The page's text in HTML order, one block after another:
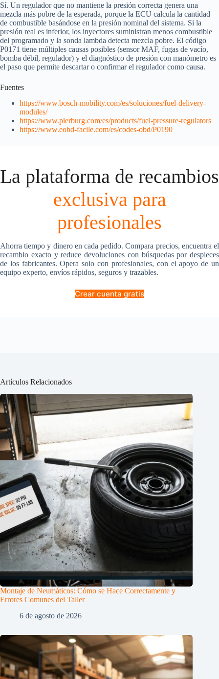
Sí. Un regulador que no mantiene la presión correcta genera una
mezcla más pobre de la esperada, porque la ECU calcula la cantidad
de combustible basándose en la presión nominal del sistema. Si la
presión real es inferior, los inyectores suministran menos combustible
del programado y la sonda lambda detecta mezcla pobre. El código
P0171 tiene múltiples causas posibles (sensor MAF, fugas de vacío,
bomba débil, regulador) y el diagnóstico de presión con manómetro es
el paso que permite descartar o confirmar el regulador como causa.
Fuentes
https://www.bosch-mobility.com/es/soluciones/fuel-delivery-
modules/
https://www.pierburg.com/es/products/fuel-pressure-regulators
https://www.eobd-facile.com/es/codes-obd/P0190
La plataforma de recambios
exclusiva para
profesionales
Ahorra tiempo y dinero en cada pedido. Compara precios, encuentra el
recambio exacto y reduce devoluciones con búsquedas por despieces
de los fabricantes. Opera solo con profesionales, con el apoyo de un
equipo experto, envíos rápidos, seguros y trazables.
Crear cuenta gratis
Artículos Relacionados
Montaje de Neumáticos: Cómo se Hace Correctamente y
Errores Comunes del Taller
6 de agosto de 2026